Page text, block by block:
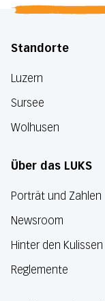
Standorte
Luzern
Sursee
Wolhusen
Über das LUKS
Porträt und Zahlen
Newsroom
Hinter den Kulissen
Reglemente